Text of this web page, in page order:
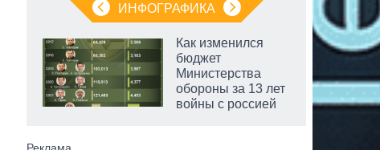
ИНФОГРАФИКА
Как изменился
бюджет
Министерства
обороны за 13 лет
войны с россией